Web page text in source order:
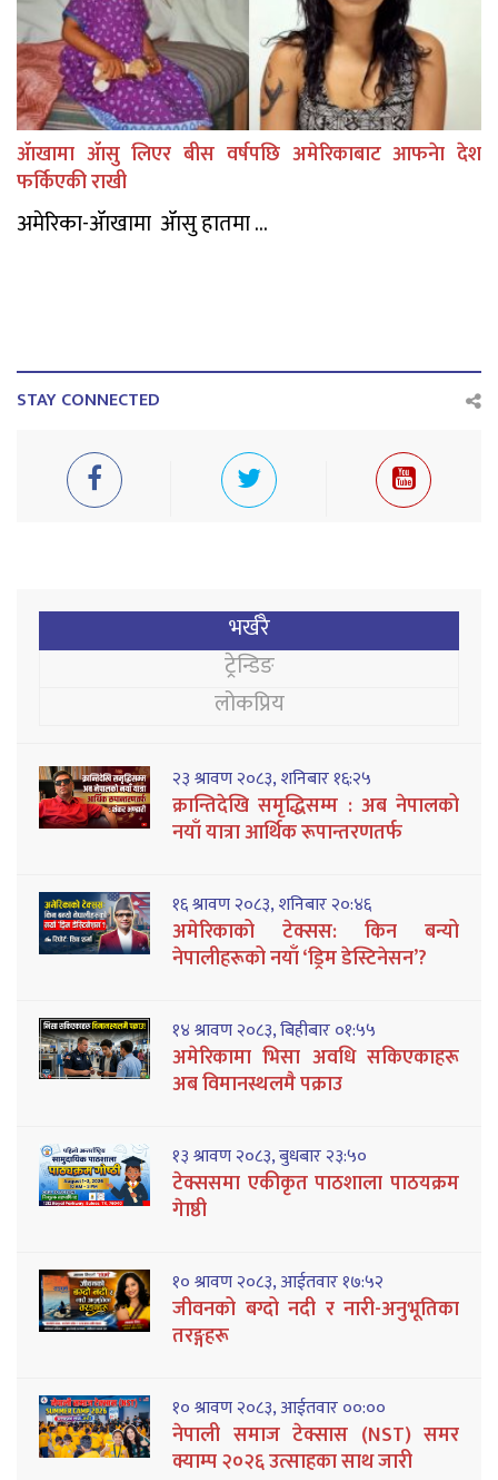
ॲाखामा ॲासु लिएर बीस वर्षपछि अमेरिकाबाट आफनेा देश
फर्किएकी राखी
अमेरिका-ॲाखामा ॲासु हातमा ...
STAY CONNECTED
भर्खरै
ट्रेन्डिङ
लोकप्रिय
२३ श्रावण २०८३, शनिबार १६:२५
क्रान्तिदेखि समृद्धिसम्म : अब नेपालको
नयाँ यात्रा आर्थिक रूपान्तरणतर्फ
१६ श्रावण २०८३, शनिबार २०:४६
अमेरिकाको टेक्सस: किन बन्यो
नेपालीहरूको नयाँ ‘ड्रिम डेस्टिनेसन’?
१४ श्रावण २०८३, बिहीबार ०१:५५
अमेरिकामा भिसा अवधि सकिएकाहरू
अब विमानस्थलमै पक्राउ
१३ श्रावण २०८३, बुधबार २३:५०
टेक्ससमा एकीकृत पाठशाला पाठयक्रम
गेाष्ठी
१० श्रावण २०८३, आईतवार १७:५२
जीवनको बग्दो नदी र नारी-अनुभूतिका
तरङ्गहरू
१० श्रावण २०८३, आईतवार ००:००
नेपाली समाज टेक्सास (NST) समर
क्याम्प २०२६ उत्साहका साथ जारी